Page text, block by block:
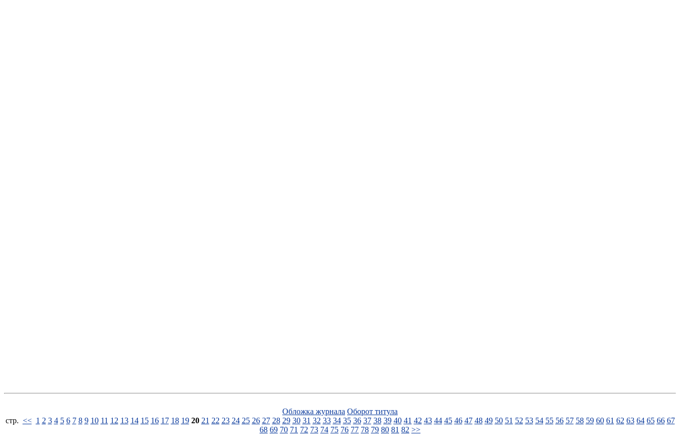
Обложка журнала Оборот титула
стp. << 1 2 3 4 5 6 7 8 9 10 11 12 13 14 15 16 17 18 19 20 21 22 23 24 25 26 27 28 29 30 31 32 33 34 35 36 37 38 39 40 41 42 43 44 45 46 47 48 49 50 51 52 53 54 55 56 57 58 59 60 61 62 63 64 65 66 67
68 69 70 71 72 73 74 75 76 77 78 79 80 81 82 >>